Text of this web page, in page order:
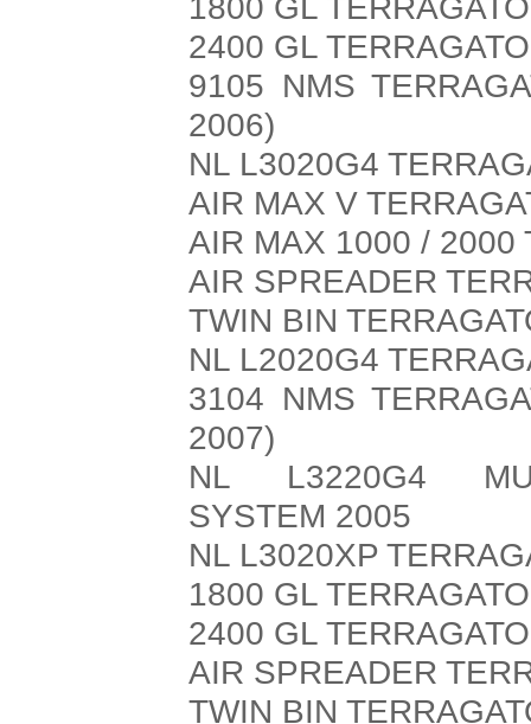
2400 GL
9105 NMS
2006)
NL L3020G4
AIR MAX V
AIR MAX 1000 / 2000
AIR SPREADER
TWIN BIN
NL L2020G4
3104 NMS
2007)
NL L3220G4
SYSTEM 2005
NL L3020XP
1800 GL
2400 GL
AIR SPREADER
TWIN BIN